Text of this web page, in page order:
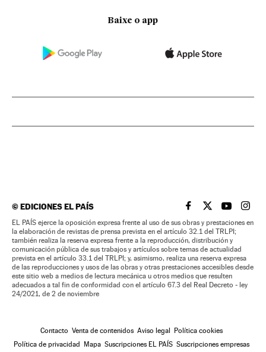
Baixe o app
©EDICIONES EL PAÍS EL PAÍS BRASIL EN
EL PAÍSEL PAÍS
EL
EL PAÍS ejerce la oposición expresa frente al uso de sus obras y prestaciones en
la elaboración de revistas de prensa prevista en el artículo 32.1 del TRLPI;
también realiza la reserva expresa frente a la reproducción, distribución y
comunicación pública de sus trabajos y artículos sobre temas de actualidad
prevista en el artículo 33.1 del TRLPI; y, asimismo, realiza una reserva expresa
de las reproducciones y usos de las obras y otras prestaciones accesibles desde
este sitio web a medios de lectura mecánica u otros medios que resulten
adecuados a tal fin de conformidad con el artículo 67.3 del Real Decreto - ley
24/2021, de 2 de noviembre
Contacto Venta de contenidos Aviso legal
Política cookies
Política de privacidad
Mapa Suscripciones EL PAÍS Suscripciones empresas